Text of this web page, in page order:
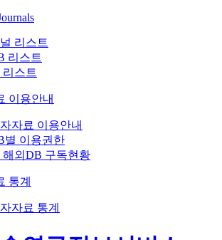
리스트
리스트
리스트
이용안내
자료 이용안내
별 이용권한
해외DB 구독현황
통계
자료 통계